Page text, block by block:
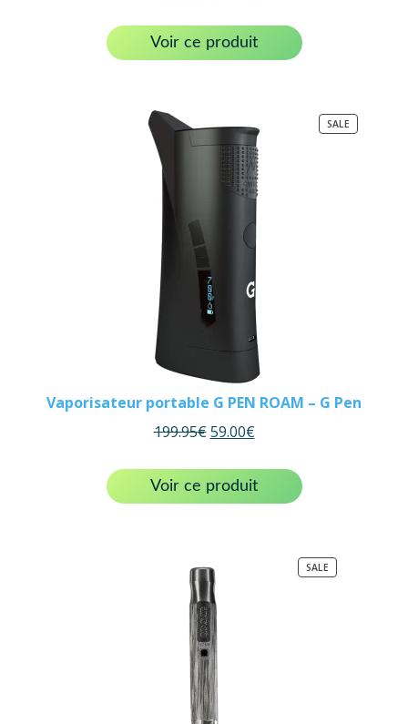
Voir ce produit
SALE
ON
Vaporisateur portable G PEN ROAM – G Pen
199.95€ 59.00€
Voir ce produit
SALE
ON